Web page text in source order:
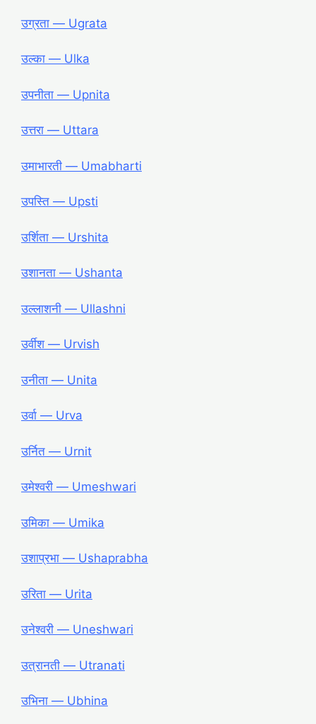
उग्रता ― Ugrata
उल्का ― Ulka
उपनीता ― Upnita
उत्तरा ― Uttara
उमाभारती ― Umabharti
उपस्ति ― Upsti
उर्शिता ― Urshita
उशानता ― Ushanta
उल्लाशनी ― Ullashni
उर्वीश ― Urvish
उनीता ― Unita
उर्वा ― Urva
उर्नित ― Urnit
उमेश्वरी ― Umeshwari
उमिका ― Umika
उशाप्रभा ― Ushaprabha
उरिता ― Urita
उनेश्वरी ― Uneshwari
उत्रानती ― Utranati
उभिना ― Ubhina